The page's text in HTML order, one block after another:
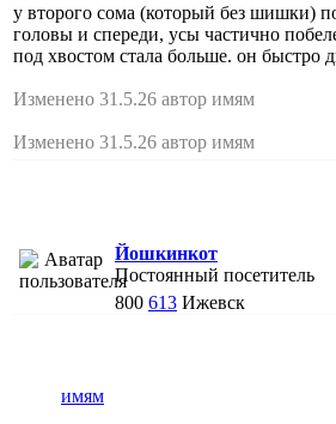
у второго сома (который без шишки)
головы и спереди, усы частично
под хвостом стала больше. он быстро
Изменено 31.5.26 автор имям
Изменено 31.5.26 автор имям
Йошкинкот
Постоянный посетитель
800 613 Ижевск
имям